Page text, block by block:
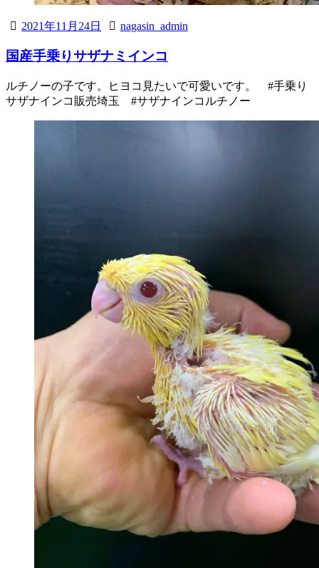
2021年11月24日 nagasin_admin
国産手乗りサザナミインコ
ルチノーの子です。ヒヨコ見たいで可愛いです。 #手乗り
サザナインコ販売埼玉 #サザナインコルチノー